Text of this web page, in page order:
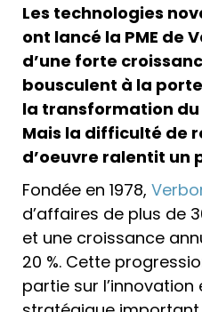
Les technologies
ont lancé la PME de
d’une forte
bousculent à la
la transformation
Mais la difficulté de
d’oeuvre ralentit un
Fondée en 1978,
d’affaires de plus de
et une croissance
20 %. Cette
partie sur l’innovation